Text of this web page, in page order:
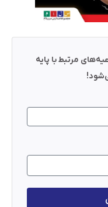
مرتبط با پایه